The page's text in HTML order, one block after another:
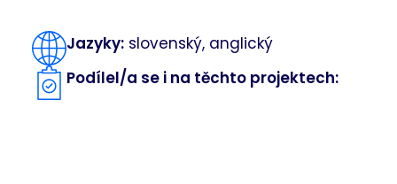
Jazyky:slovenský, anglický
Podílel/a se i na těchto projektech: